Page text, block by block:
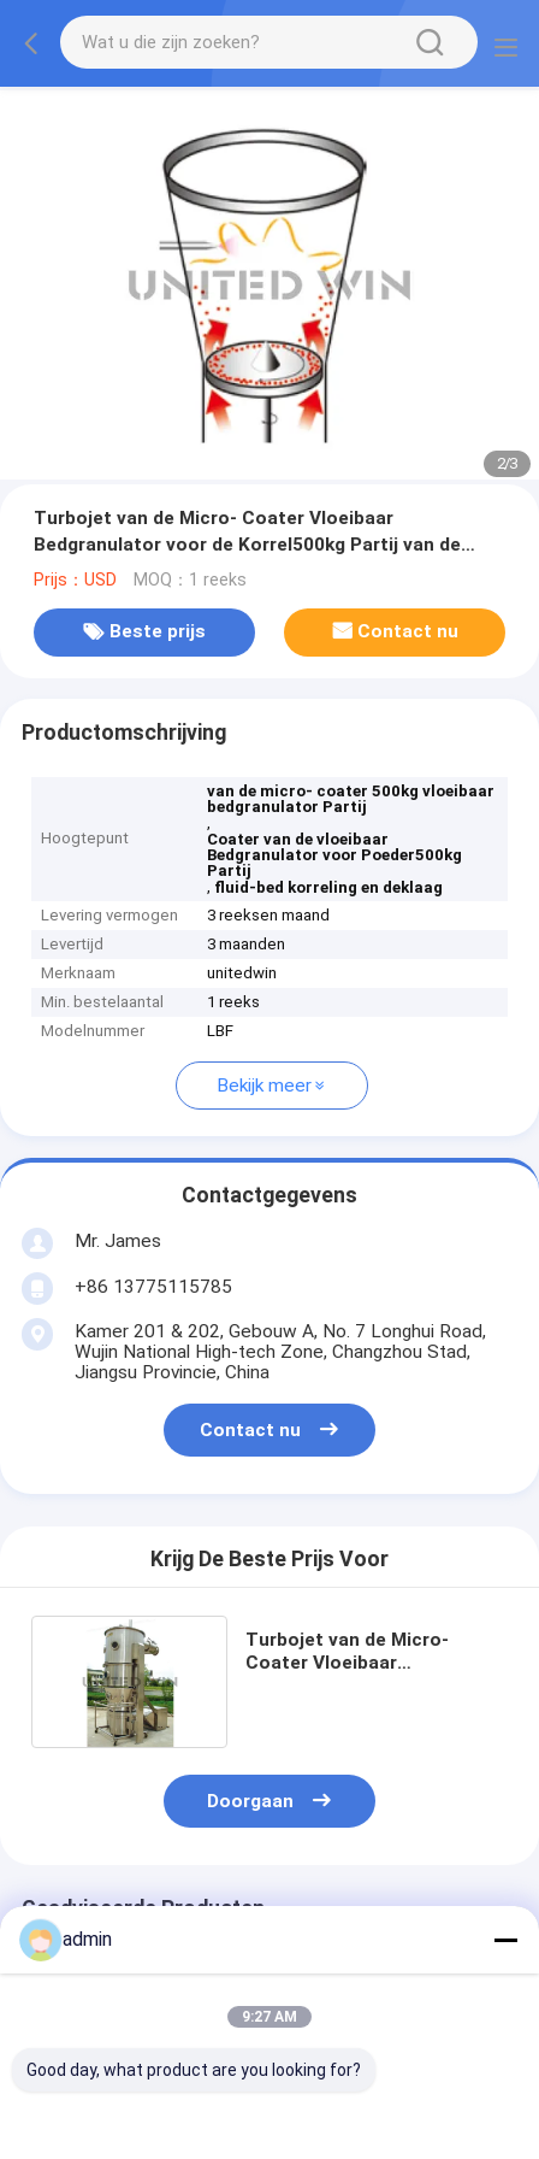
2/3
Turbojet van de Micro- Coater Vloeibaar
Bedgranulator voor de Korrel500kg Partij van de
Poederkorrel
Prijs：USD MOQ：1 reeks
Beste prijs Contact nu
Productomschrijving
Hoogtepunt
van de micro- coater 500kg vloeibaar
bedgranulator Partij
,
Coater van de vloeibaar
Bedgranulator voor Poeder500kg
Partij
, fluid-bed korreling en deklaag
Levering vermogen
3 reeksen maand
Levertijd
3 maanden
Merknaam
unitedwin
Min. bestelaantal
1 reeks
Modelnummer
LBF
Bekijk meer
Contactgegevens
Mr. James
+86 13775115785
Kamer 201 & 202, Gebouw A, No. 7 Longhui Road,
Wujin National High-tech Zone, Changzhou Stad,
Jiangsu Provincie, China
Contact nu
Krijg De Beste Prijs Voor
Turbojet van de Micro-
Coater Vloeibaar
Doorgaan
Geadviseerde Producten
admin
9:27 AM
Good day, what product are you looking for?